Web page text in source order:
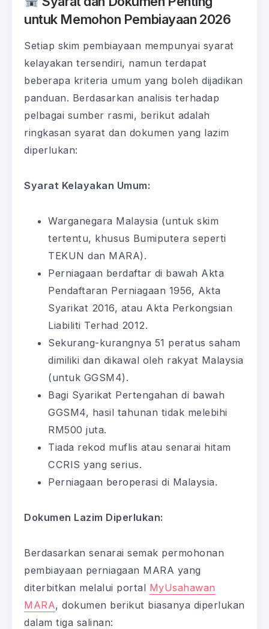
untuk Memohon Pembiayaan 2026
Setiap skim pembiayaan mempunyai syarat
kelayakan tersendiri, namun terdapat
beberapa kriteria umum yang boleh dijadikan
panduan. Berdasarkan analisis terhadap
pelbagai sumber rasmi, berikut adalah
ringkasan syarat dan dokumen yang lazim
diperlukan:
Syarat Kelayakan Umum:
Warganegara Malaysia (untuk skim
tertentu, khusus Bumiputera seperti
TEKUN dan MARA).
Perniagaan berdaftar di bawah Akta
Pendaftaran Perniagaan 1956, Akta
Syarikat 2016, atau Akta Perkongsian
Liabiliti Terhad 2012.
Sekurang-kurangnya 51 peratus saham
dimiliki dan dikawal oleh rakyat Malaysia
(untuk GGSM4).
Bagi Syarikat Pertengahan di bawah
GGSM4, hasil tahunan tidak melebihi
RM500 juta.
Tiada rekod muflis atau senarai hitam
CCRIS yang serius.
Perniagaan beroperasi di Malaysia.
Dokumen Lazim Diperlukan:
Berdasarkan senarai semak permohonan
pembiayaan perniagaan MARA yang
diterbitkan melalui portal MyUsahawan
MARA, dokumen berikut biasanya diperlukan
dalam tiga salinan: